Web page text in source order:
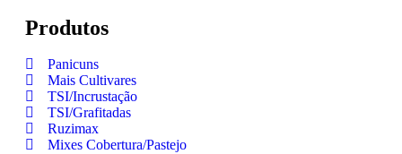
Produtos
Panicuns
Mais Cultivares
TSI/Incrustação
TSI/Grafitadas
Ruzimax
Mixes Cobertura/Pastejo